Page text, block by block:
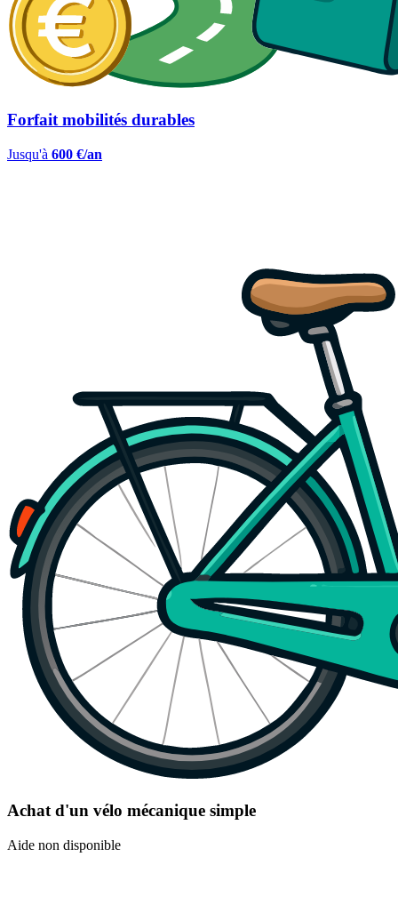
Forfait mobilités durables
Jusqu'à 600 €/an
Achat d'un vélo mécanique simple
Aide non disponible